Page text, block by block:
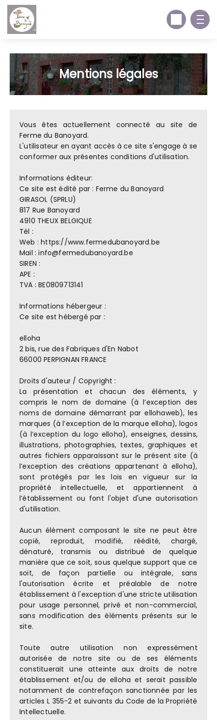
Mentions légales
Vous êtes actuellement connecté au site de
Ferme du Banoyard.
L'utilisateur en ayant accès à ce site s'engage à se
conformer aux présentes conditions d'utilisation.
Informations éditeur:
Ce site est édité par : Ferme du Banoyard
GIRASOL (SPRLU)
817 Rue Banoyard
4910 THEUX BELGIQUE
Tél :
Web : https://www.fermedubanoyard.be
Mail : info@fermedubanoyard.be
SIREN :
APE :
TVA : BE0809713141
Informations hébergeur :
Ce site est hébergé par :
elloha
2 bis, rue des Fabriques d'En Nabot
66000 PERPIGNAN FRANCE
Droits d'auteur / Copyright :
La présentation et chacun des éléments, y
compris le nom de domaine (à l’exception des
noms de domaine démarrant par ellohaweb), les
marques (à l’exception de la marque elloha), logos
(à l’exception du logo elloha), enseignes, dessins,
illustrations, photographies, textes, graphiques et
autres fichiers apparaissant sur le présent site (à
l’exception des créations appartenant à elloha),
sont protégés par les lois en vigueur sur la
propriété intellectuelle, et appartiennent à
l’établissement ou font l'objet d'une autorisation
d'utilisation.
Aucun élément composant le site ne peut être
copié, reproduit, modifié, réédité, chargé,
dénaturé, transmis ou distribué de quelque
manière que ce soit, sous quelque support que ce
soit, de façon partielle ou intégrale, sans
l'autorisation écrite et préalable de notre
établissement à l'exception d'une stricte utilisation
pour usage personnel, privé et non-commercial,
sans modification des éléments présents sur le
site.
Toute autre utilisation non expressément
autorisée de notre site ou de ses éléments
constituerait une atteinte aux droits de notre
établissement et/ou de elloha et serait passible
notamment de contrefaçon sanctionnée par les
articles L 355-2 et suivants du Code de la Propriété
Intellectuelle.